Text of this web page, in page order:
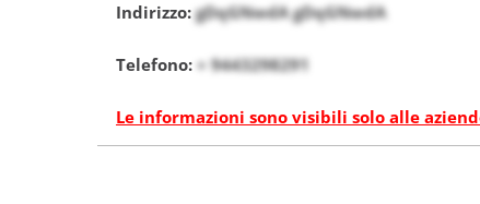
Indirizzo:gDqGNwdA gDqGNwdA
Telefono: + 9443298291
Le informazioni sono visibili solo alle